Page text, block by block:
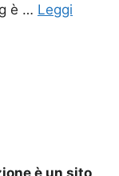
è … Leggi
è un sito